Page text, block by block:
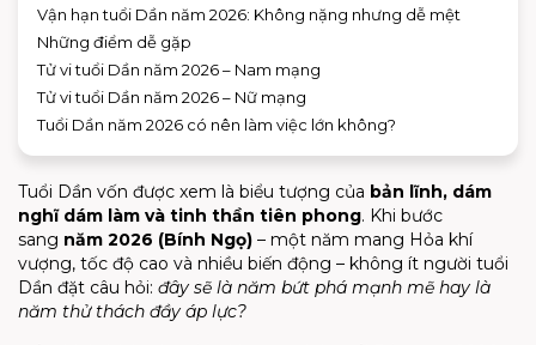
Vận hạn tuổi Dần năm 2026: Không nặng nhưng dễ mệt
Những điểm dễ gặp
Tử vi tuổi Dần năm 2026 – Nam mạng
Tử vi tuổi Dần năm 2026 – Nữ mạng
Tuổi Dần năm 2026 có nên làm việc lớn không?
Tuổi Dần vốn được xem là biểu tượng của bản lĩnh, dám
nghĩ dám làm và tinh thần tiên phong. Khi bước
sang năm 2026 (Bính Ngọ) – một năm mang Hỏa khí
vượng, tốc độ cao và nhiều biến động – không ít người tuổi
Dần đặt câu hỏi: đây sẽ là năm bứt phá mạnh mẽ hay là
năm thử thách đầy áp lực?